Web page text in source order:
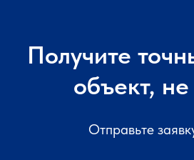
Получите
объект,
Отправьте